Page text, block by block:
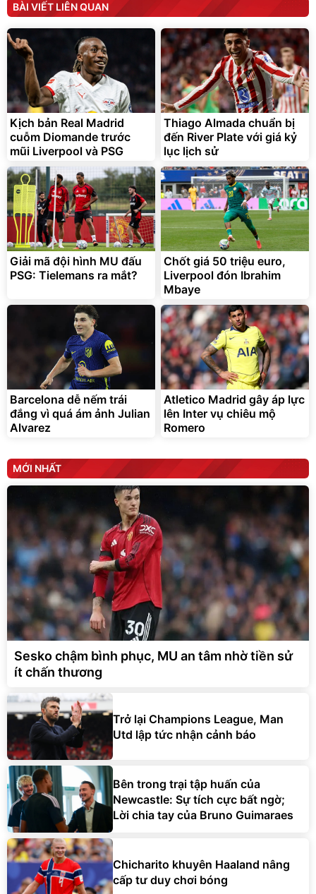
BÀI VIẾT LIÊN QUAN
Kịch bản Real Madrid
cuỗm Diomande trước
mũi Liverpool và PSG
Thiago Almada chuẩn bị
đến River Plate với giá kỷ
lục lịch sử
Giải mã đội hình MU đấu
PSG: Tielemans ra mắt?
Chốt giá 50 triệu euro,
Liverpool đón Ibrahim
Mbaye
Barcelona dễ nếm trái
đắng vì quá ám ảnh Julian
Alvarez
Atletico Madrid gây áp lực
lên Inter vụ chiêu mộ
Romero
MỚI NHẤT
Sesko chậm bình phục, MU an tâm nhờ tiền sử
ít chấn thương
Trở lại Champions League, Man
Utd lập tức nhận cảnh báo
Bên trong trại tập huấn của
Newcastle: Sự tích cực bất ngờ;
Lời chia tay của Bruno Guimaraes
Chicharito khuyên Haaland nâng
cấp tư duy chơi bóng